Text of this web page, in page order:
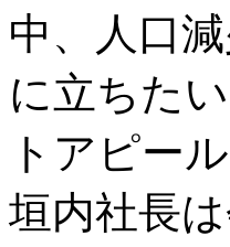
中、人口
に立ちた
トアピー
垣内社長